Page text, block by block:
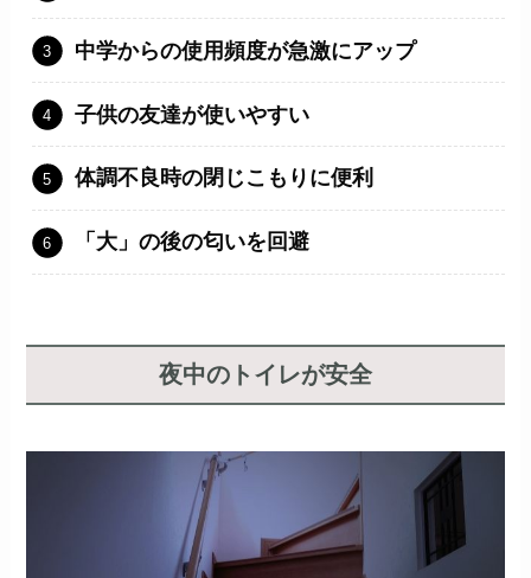
中学からの使用頻度が急激にアップ
子供の友達が使いやすい
体調不良時の閉じこもりに便利
「大」の後の匂いを回避
夜中のトイレが安全